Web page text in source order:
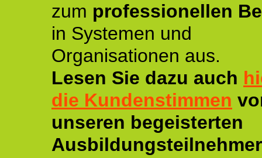
zum professionellen
in Systemen und
Organisationen aus.
Lesen Sie dazu auch
die Kundenstimmen
unseren begeisterten